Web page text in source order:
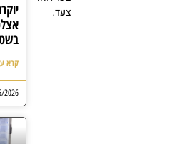
צעד.
קרא
2026